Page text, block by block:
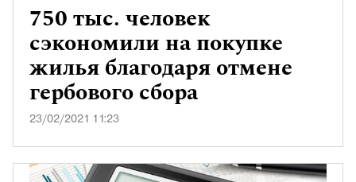
750 тыс. человек
сэкономили на покупке
жилья благодаря отмене
гербового сбора
23/02/2021 11:23